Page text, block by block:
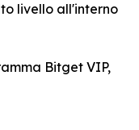
livello all'interno
Bitget VIP,